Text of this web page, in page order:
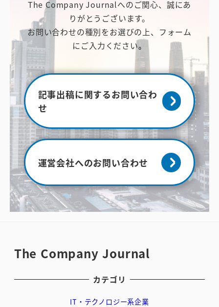
The Company Journalへのご関心、誠にあ
りがとうございます。
お問い合わせの種別をお選びの上、フォーム
にご入力ください。
記事出稿に関するお問い合わ
せ
運営会社へのお問い合わせ
The Company Journal
カテゴリ
IT・テクノロジー系企業